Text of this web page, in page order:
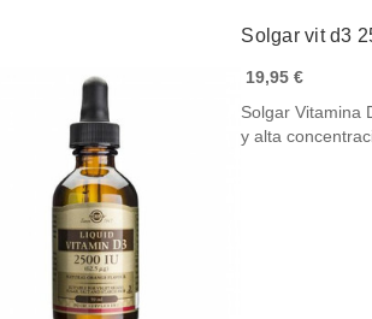
Solgar vit d3
19,95 €
Solgar Vitamina
y alta